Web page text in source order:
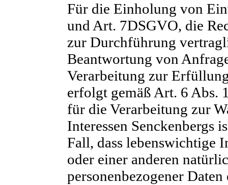
Für die Einholung von
und Art. 7DSGVO, die
zur Durchführung
Beantwortung von
Verarbeitung zur
erfolgt gemäß Art. 6 Abs.
für die Verarbeitung zur
Interessen Senckenbergs
Fall, dass lebenswichtige
oder einer anderen
personenbezogener